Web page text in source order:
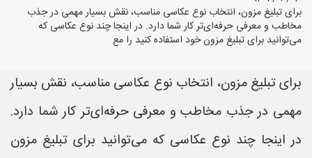
برای تبلیغ مزون، انتخاب نوع عکاسی مناسب، نقش بسیار مهمی در جذب
مخاطب و معرفی حرفه‌ای‌تر کار شما دارد. در اینجا چند نوع عکاسی که
می‌توانید برای تبلیغ مزون خود استفاده کنید را مع
برای تبلیغ مزون، انتخاب نوع عکاسی مناسب، نقش بسیار
مهمی در جذب مخاطب و معرفی حرفه‌ای‌تر کار شما دارد.
در اینجا چند نوع عکاسی که می‌توانید برای تبلیغ مزون